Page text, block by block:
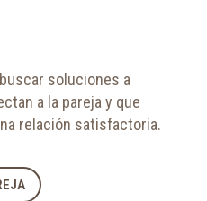
soluciones a
a la pareja y que
relación satisfactoria.